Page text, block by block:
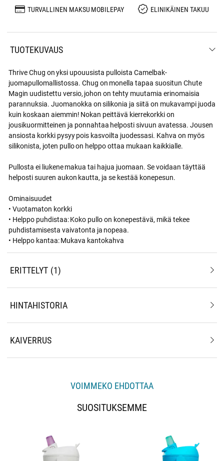
TURVALLINEN MAKSU MOBILEPAY
ELINIKÄINEN TAKUU
TUOTEKUVAUS
Thrive Chug on yksi upouusista pulloista Camelbak-
juomapullomallistossa. Chug on monella tapaa suositun Chute
Magin uudistettu versio, johon on tehty muutamia erinomaisia
parannuksia. Juomanokka on silikonia ja siitä on mukavampi juoda
kuin koskaan aiemmin! Nokan peittävä kierrekorkki on
jousikuormitteinen ja ponnahtaa helposti sivuun avatessa. Jousen
ansiosta korkki pysyy pois kasvoilta juodessasi. Kahva on myös
silikonista, joten pullo on helppo ottaa mukaan kaikkialle.
Pullosta ei liukene makua tai hajua juomaan. Se voidaan täyttää
helposti suuren aukon kautta, ja se kestää konepesun.
Ominaisuudet
• Vuotamaton korkki
• Helppo puhdistaa: Koko pullo on konepestävä, mikä tekee
puhdistamisesta vaivatonta ja nopeaa.
• Helppo kantaa: Mukava kantokahva
ERITTELYT 1
HINTAHISTORIA
KAIVERRUS
VOIMMEKO EHDOTTAA
SUOSITUKSEMME